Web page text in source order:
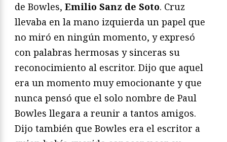
de Bowles, Emilio Sanz de Soto. Cruz
llevaba en la mano izquierda un papel que
no miró en ningún momento, y expresó
con palabras hermosas y sinceras su
reconocimiento al escritor. Dijo que aquel
era un momento muy emocionante y que
nunca pensó que el solo nombre de Paul
Bowles llegara a reunir a tantos amigos.
Dijo también que Bowles era el escritor a